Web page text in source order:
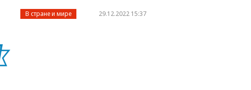
В стране и мире 29.12.2022 15:37